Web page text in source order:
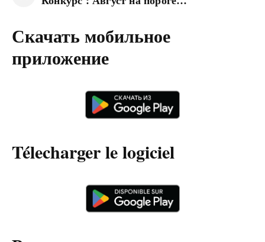
Скачать мобильное
приложение
Télecharger le logiciel